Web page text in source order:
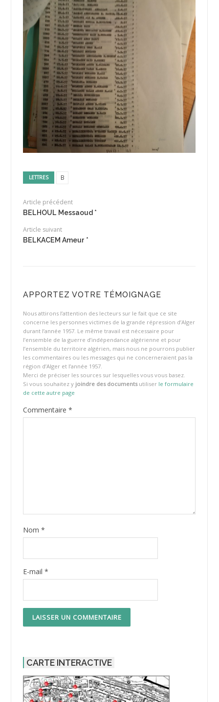
LETTRES B
Article précédent
BELHOUL Messaoud *
Article suivant
BELKACEM Ameur *
APPORTEZ VOTRE TÉMOIGNAGE
Nous attirons l’attention des lecteurs sur le fait que ce site
concerne les personnes victimes de la grande répression d’Alger
durant l’année 1957. Le même travail est nécessaire pour
l’ensemble de la guerre d’indépendance algérienne et pour
l’ensemble du territoire algérien, mais nous ne pourrons publier
les commentaires ou les messages qui ne concerneraient pas la
région d’Alger et l’année 1957.
Merci de préciser les sources sur lesquelles vous vous basez.
Si vous souhaitez y joindre des documentsutiliser le formulaire
de cette autre page
Commentaire *
Nom *
E-mail *
CARTE INTERACTIVE